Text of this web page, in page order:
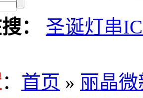
：
圣诞灯串
： 首页 » 丽晶